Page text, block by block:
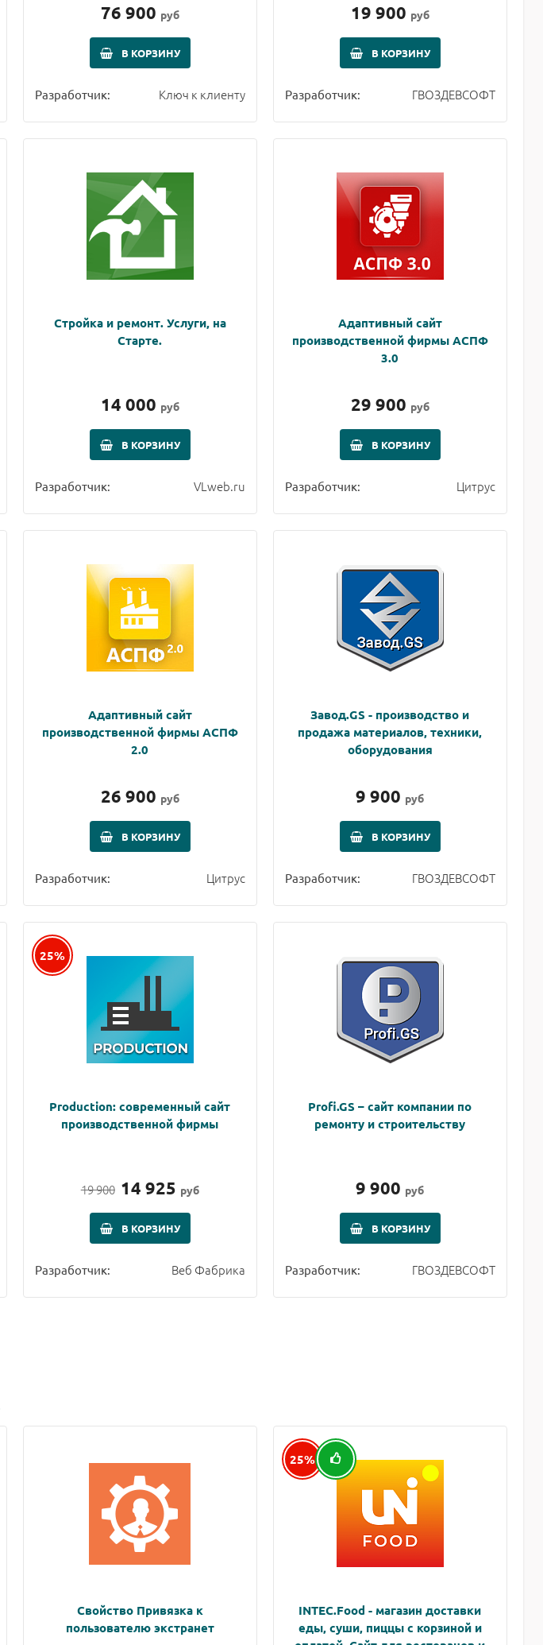
76 900 руб
В КОРЗИНУ
Разработчик: Ключ к клиенту
19 900 руб
В КОРЗИНУ
Разработчик: ГВОЗДЕВСОФТ
Стройка и ремонт. Услуги, на
Старте.
14 000 руб
В КОРЗИНУ
Разработчик: VLweb.ru
Адаптивный сайт
производственной фирмы АСПФ
3.0
29 900 руб
В КОРЗИНУ
Разработчик: Цитрус
Адаптивный сайт
производственной фирмы АСПФ
2.0
26 900 руб
В КОРЗИНУ
Разработчик: Цитрус
Завод.GS - производство и
продажа материалов, техники,
оборудования
9 900 руб
В КОРЗИНУ
Разработчик: ГВОЗДЕВСОФТ
25%
Production: современный сайт
производственной фирмы
19 900 14 925 руб
В КОРЗИНУ
Разработчик: Веб Фабрика
Profi.GS – сайт компании по
ремонту и строительству
9 900 руб
В КОРЗИНУ
Разработчик: ГВОЗДЕВСОФТ
Свойство Привязка к
пользователю экстранет
25%
INTEC.Food - магазин доставки
еды, суши, пиццы с корзиной и